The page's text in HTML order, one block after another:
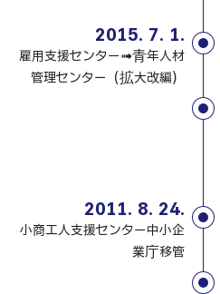
2015. 7. 1.
雇用支援センター➟青年人材
管理センター（拡大改編）
2011. 8. 24.
小商工人支援センター中小企
業庁移管